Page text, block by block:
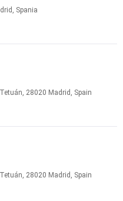
Spania
28020 Madrid, Spain
28020 Madrid, Spain